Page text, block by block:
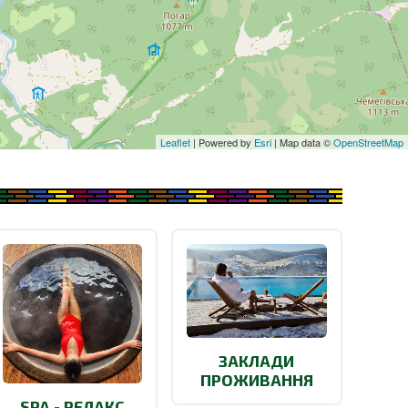
Leaflet | Powered by Esri | Map data ©OpenStreetMap
ЗАКЛАДИ
ПРОЖИВАННЯ